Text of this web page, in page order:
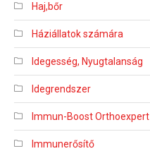
Haj,bőr
Háziállatok számára
Idegesség, Nyugtalanság
Idegrendszer
Immun-Boost Orthoexpert
Immunerősítő